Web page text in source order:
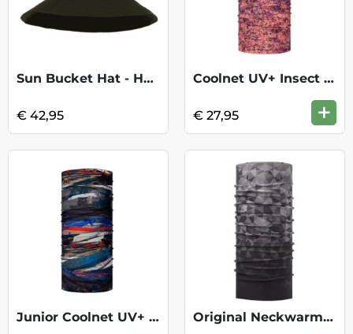
Sun Bucket Hat - Hak Khaki
€ 42,95
Coolnet UV+ Insect Shield - Delilah Rose
€ 27,95 +
Junior Coolnet UV+ - Smap Multi Original Neckwarmer -Icarus Grey